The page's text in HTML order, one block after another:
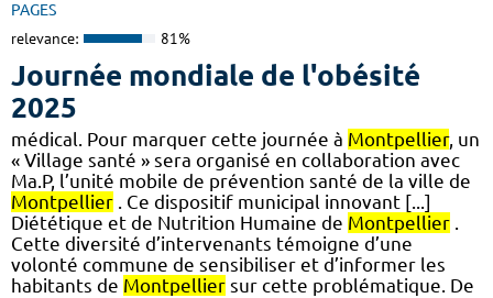
PAGES
relevance: 81%
Journée mondiale de l'obésité
2025
médical. Pour marquer cette journée à Montpellier, un
« Village santé » sera organisé en collaboration avec
Ma.P, l’unité mobile de prévention santé de la ville de
Montpellier . Ce dispositif municipal innovant [...]
Diététique et de Nutrition Humaine de Montpellier
Cette diversité d’intervenants témoigne d’une
volonté commune de sensibiliser et d’informer les
habitants de Montpellier sur cette problématique. De